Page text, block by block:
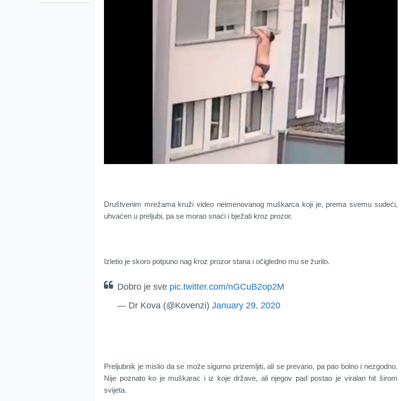
Društvenim mrežama kruži video neimenovanog muškarca koji je, prema svemu sudeći,
uhvaćen u preljubi, pa se morao snaći i bježati kroz prozor.
Izletio je skoro potpuno nag kroz prozor stana i očigledno mu se žurilo.
Dobro je sve pic.twitter.com/nGCuB2op2M
— Dr Kova (@Kovenzi) January 29, 2020
Preljubnik je mislio da se može sigurno prizemljiti, ali se prevario, pa pao bolno i nezgodno.
Nije poznato ko je muškarac i iz koje države, ali njegov pad postao je viralan hit širom
svijeta.